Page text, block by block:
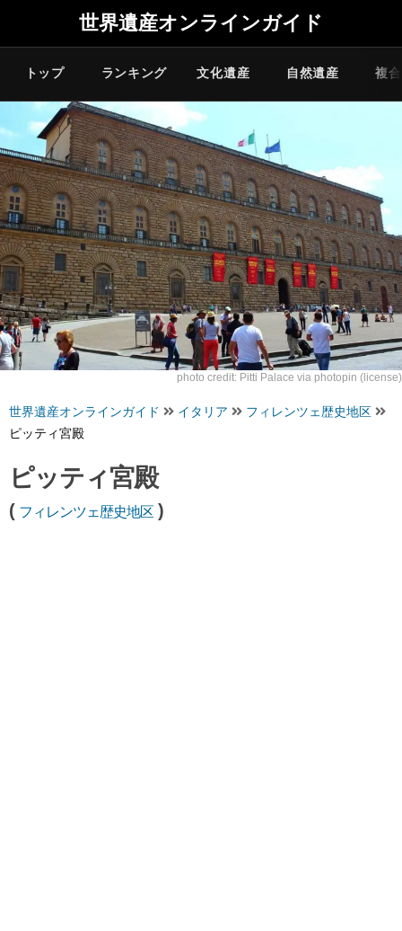
世界遺産オンラインガイド
トップ ランキング 文化遺産 自然遺産 複
photo credit: Pitti Palace via photopin (license)
世界遺産オンラインガイド イタリア
フィレンツェ歴史地区
ピッティ宮殿
ピッティ宮殿
( フィレンツェ歴史地区 )